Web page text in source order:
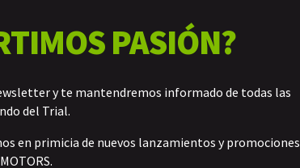
PASIÓN?
y te mantendremos informado de todas las
del Trial.
en primicia de nuevos lanzamientos y promociones